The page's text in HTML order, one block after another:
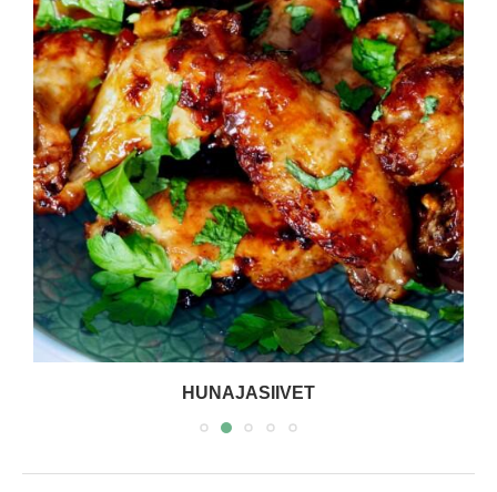
HUNAJASIIVET